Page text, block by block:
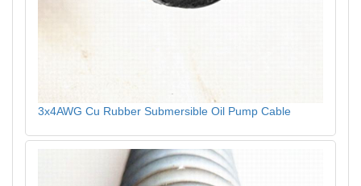
3x4AWG Cu Rubber Submersible Oil Pump Cable